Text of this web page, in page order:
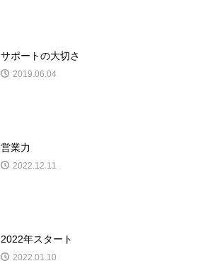
サポートの大切さ
2019.06.04
営業力
2022.12.11
2022年スタート
2022.01.10